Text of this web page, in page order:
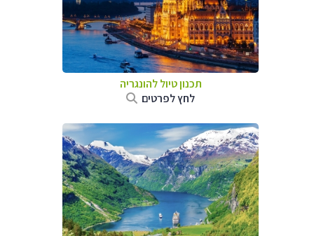
תכנון טיול להונגריה
לחץ לפרטים